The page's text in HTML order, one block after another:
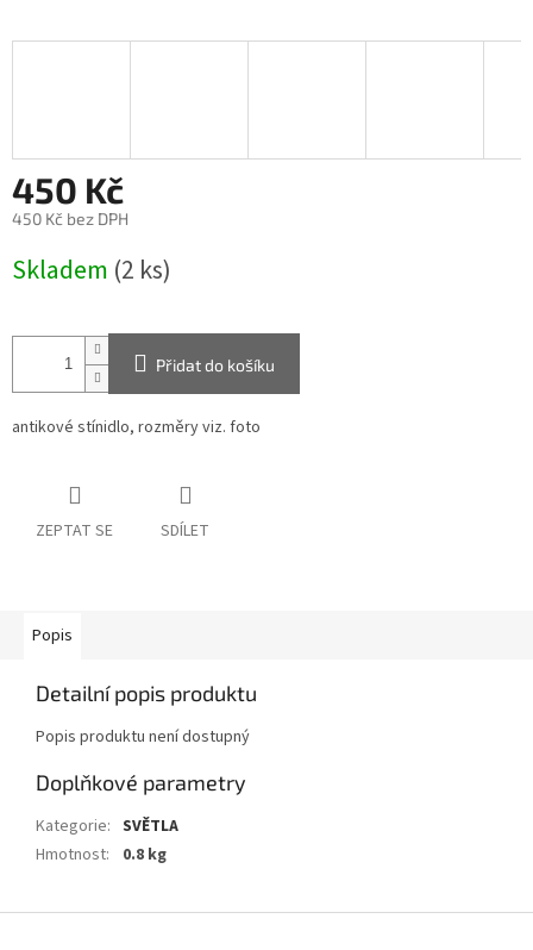
450 Kč
450 Kč bez DPH
cena:
Skladem (2 ks)
Přidat do košíku
antikové stínidlo, rozměry viz. foto
ZEPTAT SE SDÍLET
Popis
Detailní popis produktu
Popis produktu není dostupný
Doplňkové parametry
Kategorie: SVĚTLA
Hmotnost: 0.8 kg